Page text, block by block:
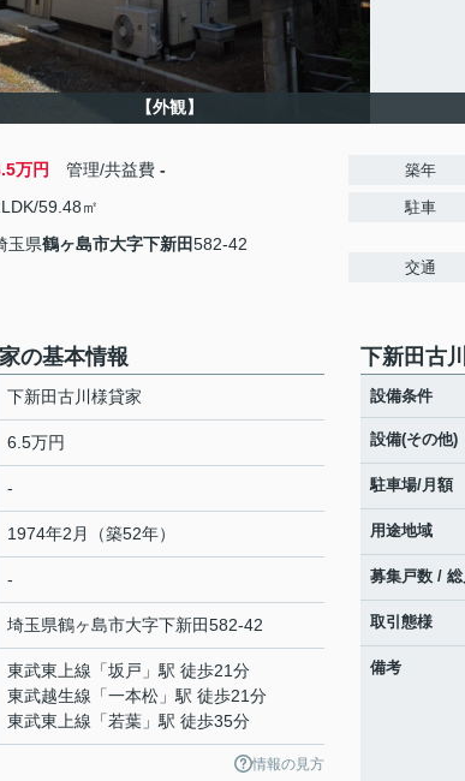
【外観】
万円 管理/共益費 -
59.48㎡
玉県鶴ヶ島市大字下新田582-42
築年
駐車
交通
の基本情報
下新田古川様貸家
6.5万円
-
1974年2月（築52年）
-
埼玉県鶴ヶ島市大字下新田582-42
東武東上線 「坂戸 」駅 徒歩21分
東武越生線 「一本松 」駅 徒歩21分
東武東上線 「若葉 」駅 徒歩35分
情報の見方
下新田古
設備条件
設備(その他)
駐車場/月額
用途地域
募集戸数 /
取引態様
備考